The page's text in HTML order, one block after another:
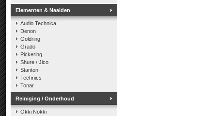
Elementen & Naalden
Audio Technica
Denon
Goldring
Grado
Pickering
Shure / Jico
Stanton
Technics
Tonar
Reiniging / Onderhoud
Okki Nokki